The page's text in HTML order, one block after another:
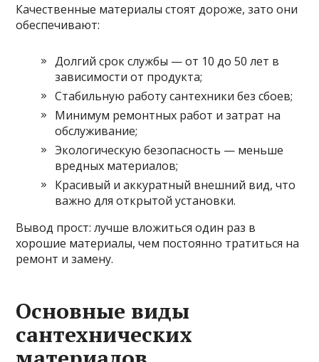
Качественные материалы стоят дороже, зато они
обеспечивают:
Долгий срок службы — от 10 до 50 лет в
зависимости от продукта;
Стабильную работу сантехники без сбоев;
Минимум ремонтных работ и затрат на
обслуживание;
Экологическую безопасность — меньше
вредных материалов;
Красивый и аккуратный внешний вид, что
важно для открытой установки.
Вывод прост: лучше вложиться один раз в
хорошие материалы, чем постоянно тратиться на
ремонт и замену.
Основные виды
сантехнических